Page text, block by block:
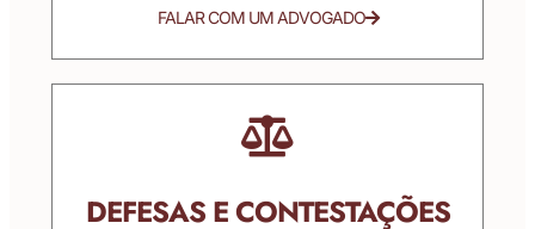
FALAR COM UM ADVOGADO
DEFESAS E CONTESTAÇÕES